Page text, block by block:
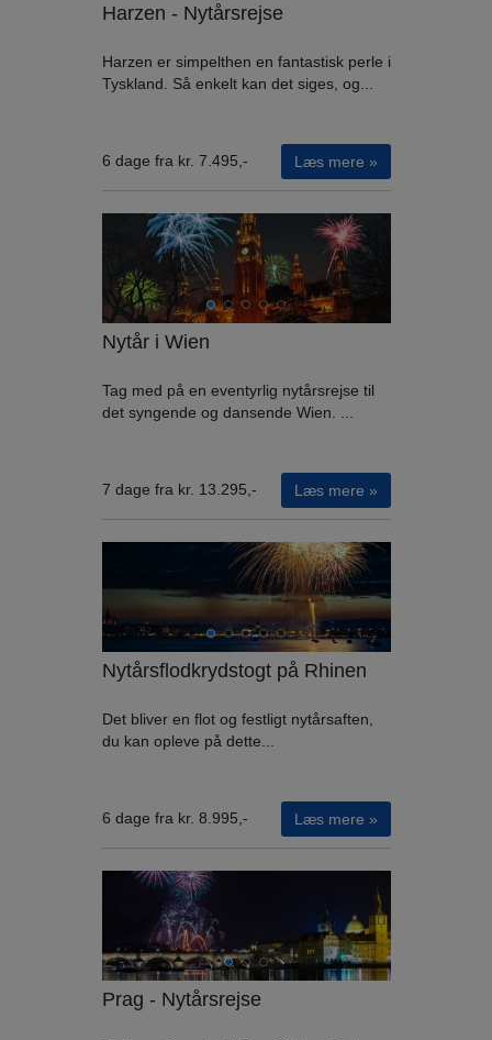
Harzen - Nytårsrejse
Harzen er simpelthen en fantastisk perle i
Tyskland. Så enkelt kan det siges, og...
6 dage fra kr. 7.495,- Læs mere »
Nytår i Wien
Tag med på en eventyrlig nytårsrejse til
det syngende og dansende Wien. ...
7 dage fra kr. 13.295,- Læs mere »
Nytårsflodkrydstogt på Rhinen
Det bliver en flot og festligt nytårsaften,
du kan opleve på dette...
6 dage fra kr. 8.995,- Læs mere »
Prag - Nytårsrejse